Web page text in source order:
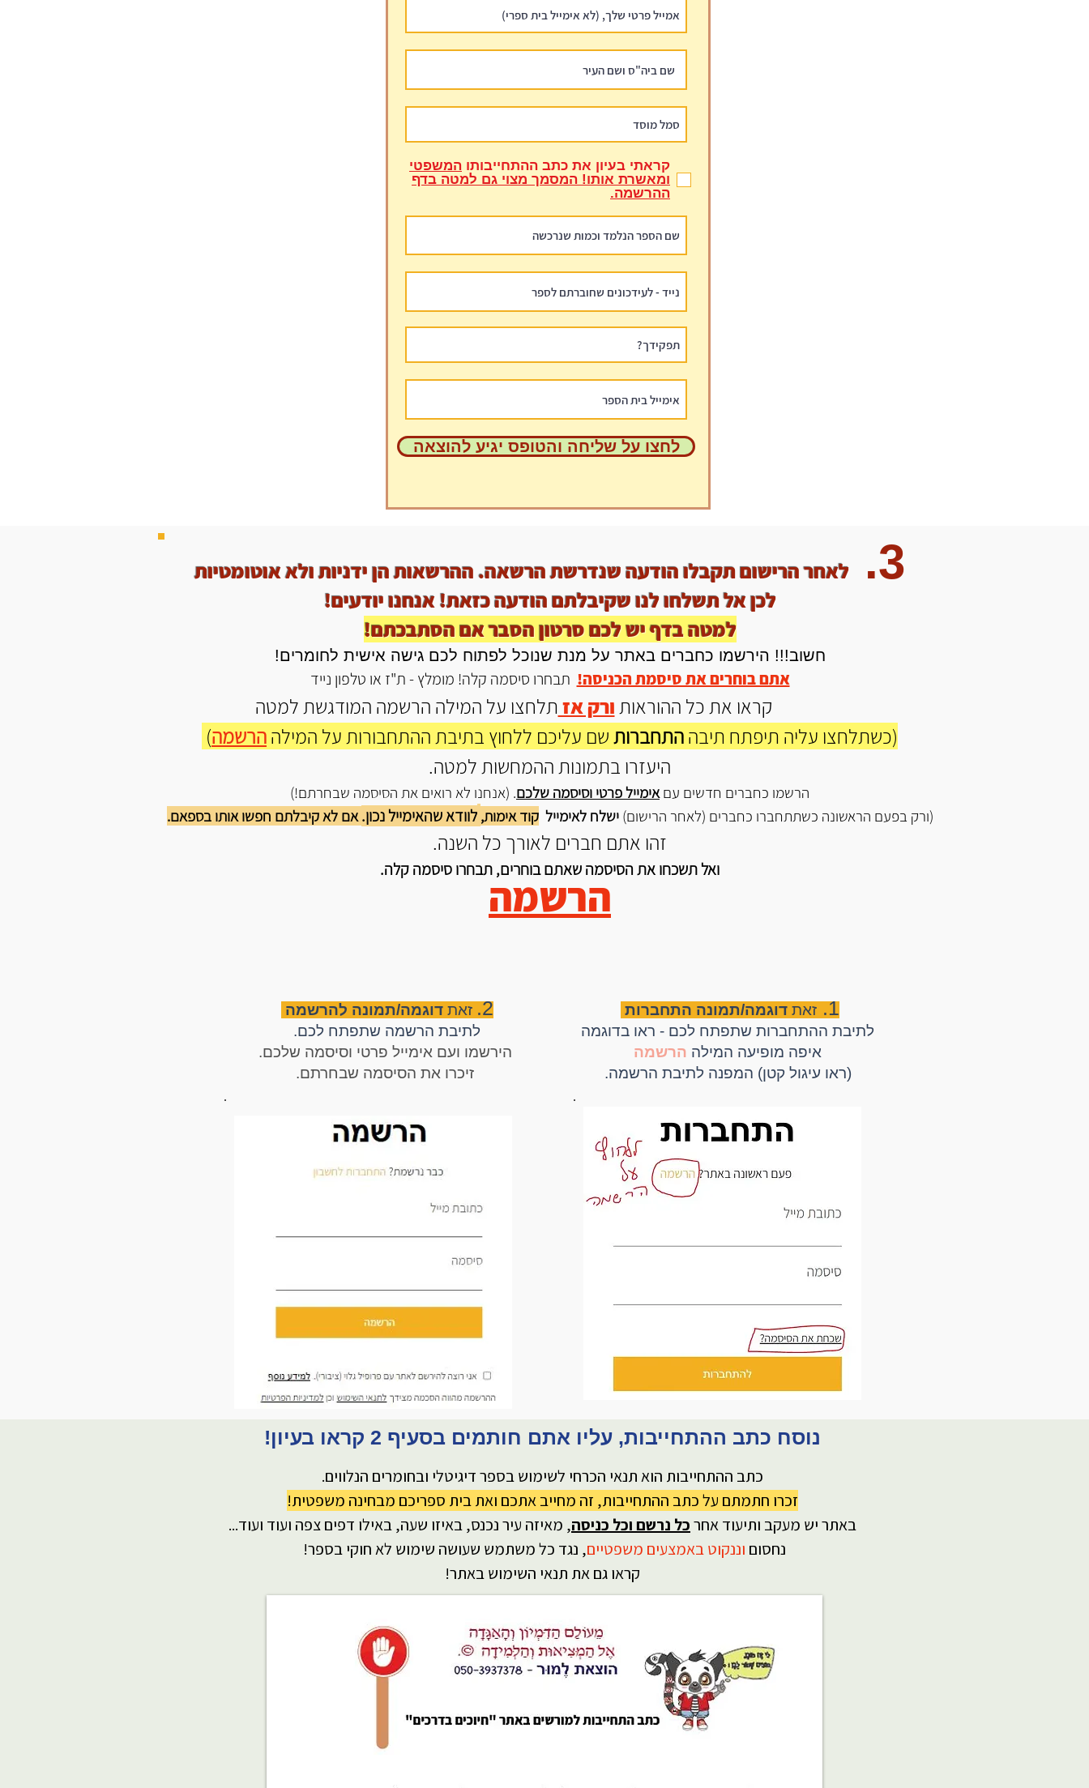
קראתי בעיון את כתב ההתחייבותו המשפטי
ומאשרת אותו! המסמך מצוי גם למטה בדף
ההרשמה.
לחצו על שליחה והטופס יגיע להוצאה
3.
לאחר הרישום תקבלו הודעה שנדרשת הרשאה. ההרשאות הן ידניות ולא אוטומטיות
לכן אל תשלחו לנו שקיבלתם הודעה כזאת! אנחנו יודעים!
למטה בדף יש לכם סרטון הסבר אם הסתבכתם!
חשוב!!! הירשמו כחברים באתר על מנת שנוכל לפתוח לכם גישה אישית לחומרים!
אתם בוחרים את סיסמת הכניסה! תבחרו סיסמה קלה! מומלץ - ת"ז או טלפון נייד
קראו את כל ההוראותורק אזתלחצו על המילה הרשמה המודגשת למטה
(כשתלחצו עליה תיפתח תיבההתחברותשם עליכם ללחוץ בתיבת ההתחבורות על המילההרשמה)
היעזרו בתמונות ההמחשות למטה.
הרשמו כחברים חדשים עםאימייל פרטי וסיסמה שלכם. (אנחנו לא רואים את הסיסמה שבחרתם!)
(ורק בפעם הראשונה כשתתחברו כחברים (לאחר הרישום)ישלח לאימיילקוד אימות, לוודא שהאימייל נכון.אם לא קיבלתם חפשו אותו בספאם.
זהו אתם חברים לאורך כל השנה.
ואל תשכחו את הסיסמה שאתם בוחרים, תבחרו סיסמה קלה.
הרשמה
2. זאתדוגמה/תמונה להרשמה
לתיבת הרשמה שתפתח לכם.
הירשמו ועם אימייל פרטי וסיסמה שלכם.
זיכרו את הסיסמה שבחרתם.
1. זאתדוגמה/תמונה התחברות
לתיבת ההתחברות שתפתח לכם - ראו בדוגמה
איפה מופיעה המילה הרשמה
(ראו עיגול קטן) המפנה לתיבת הרשמה.
נוסח כתב ההתחייבות, עליו אתם חותמים בסעיף 2 קראו בעיון!
כתב ההתחייבות הוא תנאי הכרחי לשימוש בספר דיגיטלי ובחומרים הנלווים.
זכרו חתמתם על כתב ההתחייבות, זה מחייב אתכם ואת בית ספריכם מבחינה משפטית!
באתר יש מעקב ותיעוד אחרכל נרשם וכל כניסה, מאיזה עיר נכנס, באיזו שעה, באילו דפים צפה ועוד ועוד... ​
נחסום וננקוט באמצעים משפטיים, נגד כל משתמש שעושה שימוש לא חוקי בספר!
קראו גם את תנאי השימוש באתר!